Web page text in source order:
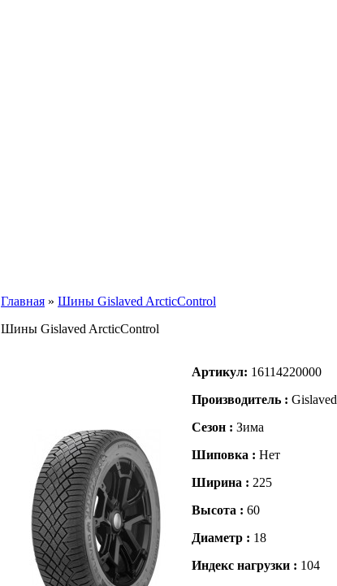
Главная » Шины Gislaved ArcticControl
Шины Gislaved ArcticControl
Артикул: 16114220000
Производитель : Gislaved
Сезон : Зима
Шиповка : Нет
Ширина : 225
Высота : 60
Диаметр : 18
Индекс нагрузки : 104